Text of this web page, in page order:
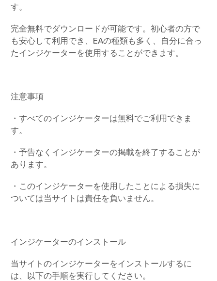
す。
完全無料でダウンロードが可能です。初心者の方で
も安心して利用でき、EAの種類も多く、自分に合っ
たインジケーターを使用することができます。
注意事項
・すべてのインジケーターは無料でご利用できま
す。
・予告なくインジケーターの掲載を終了することが
あります。
・このインジケーターを使用したことによる損失に
ついては当サイトは責任を負いません。
インジケーターのインストール
当サイトのインジケーターをインストールするに
は、以下の手順を実行してください。